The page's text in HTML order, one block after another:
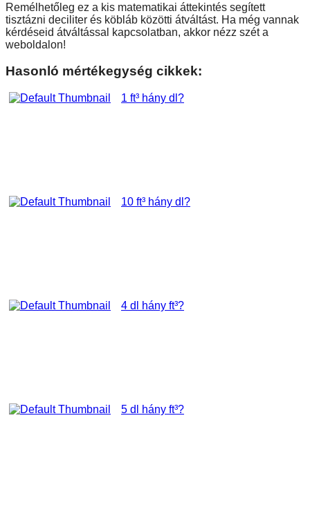
Remélhetőleg ez a kis matematikai áttekintés segített
tisztázni deciliter és köbláb közötti átváltást. Ha még vannak
kérdéseid átváltással kapcsolatban, akkor nézz szét a
weboldalon!
Hasonló mértékegység cikkek:
1 ft³ hány dl?
10 ft³ hány dl?
4 dl hány ft³?
5 dl hány ft³?